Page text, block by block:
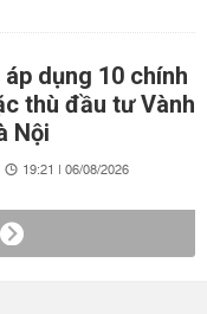
dụng 10 chính
thù đầu tư Vành
Nội
19:21 | 06/08/2026